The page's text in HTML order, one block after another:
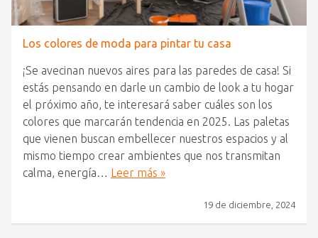
Los colores de moda para pintar tu casa
¡Se avecinan nuevos aires para las paredes de casa! Si
estás pensando en darle un cambio de look a tu hogar
el próximo año, te interesará saber cuáles son los
colores que marcarán tendencia en 2025. Las paletas
que vienen buscan embellecer nuestros espacios y al
mismo tiempo crear ambientes que nos transmitan
calma, energía… Leer más »
19 de diciembre, 2024